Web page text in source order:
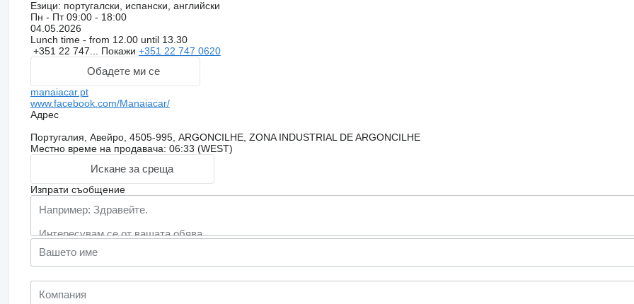
Езици: португалски, испански, английски
Пн - Пт09:00 - 18:00
04.05.2026
Lunch time - from 12.00 until 13.30
+351 22 747... Покажи +351 22 747 0620
Обадете ми се
manaiacar.pt
www.facebook.com/Manaiacar/
Адрес
Португалия, Авейро, 4505-995, ARGONCILHE, ZONA INDUSTRIAL DE ARGONCILHE
Местно време на продавача: 06:33 (WEST)
Искане за среща
Изпрати съобщение